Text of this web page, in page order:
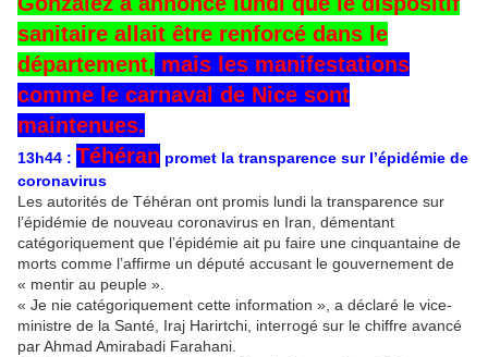
sanitaire allait être renforcé dans le
département, mais les manifestations
comme le carnaval de Nice sont
maintenues.
13h44 : Téhéran promet la transparence sur l’épidémie de
coronavirus
Les autorités de Téhéran ont promis lundi la transparence sur
l’épidémie de nouveau coronavirus en Iran, démentant
catégoriquement que l’épidémie ait pu faire une cinquantaine de
morts comme l’affirme un député accusant le gouvernement de
« mentir au peuple ».
« Je nie catégoriquement cette information », a déclaré le vice-
ministre de la Santé, Iraj Harirtchi, interrogé sur le chiffre avancé
par Ahmad Amirabadi Farahani.